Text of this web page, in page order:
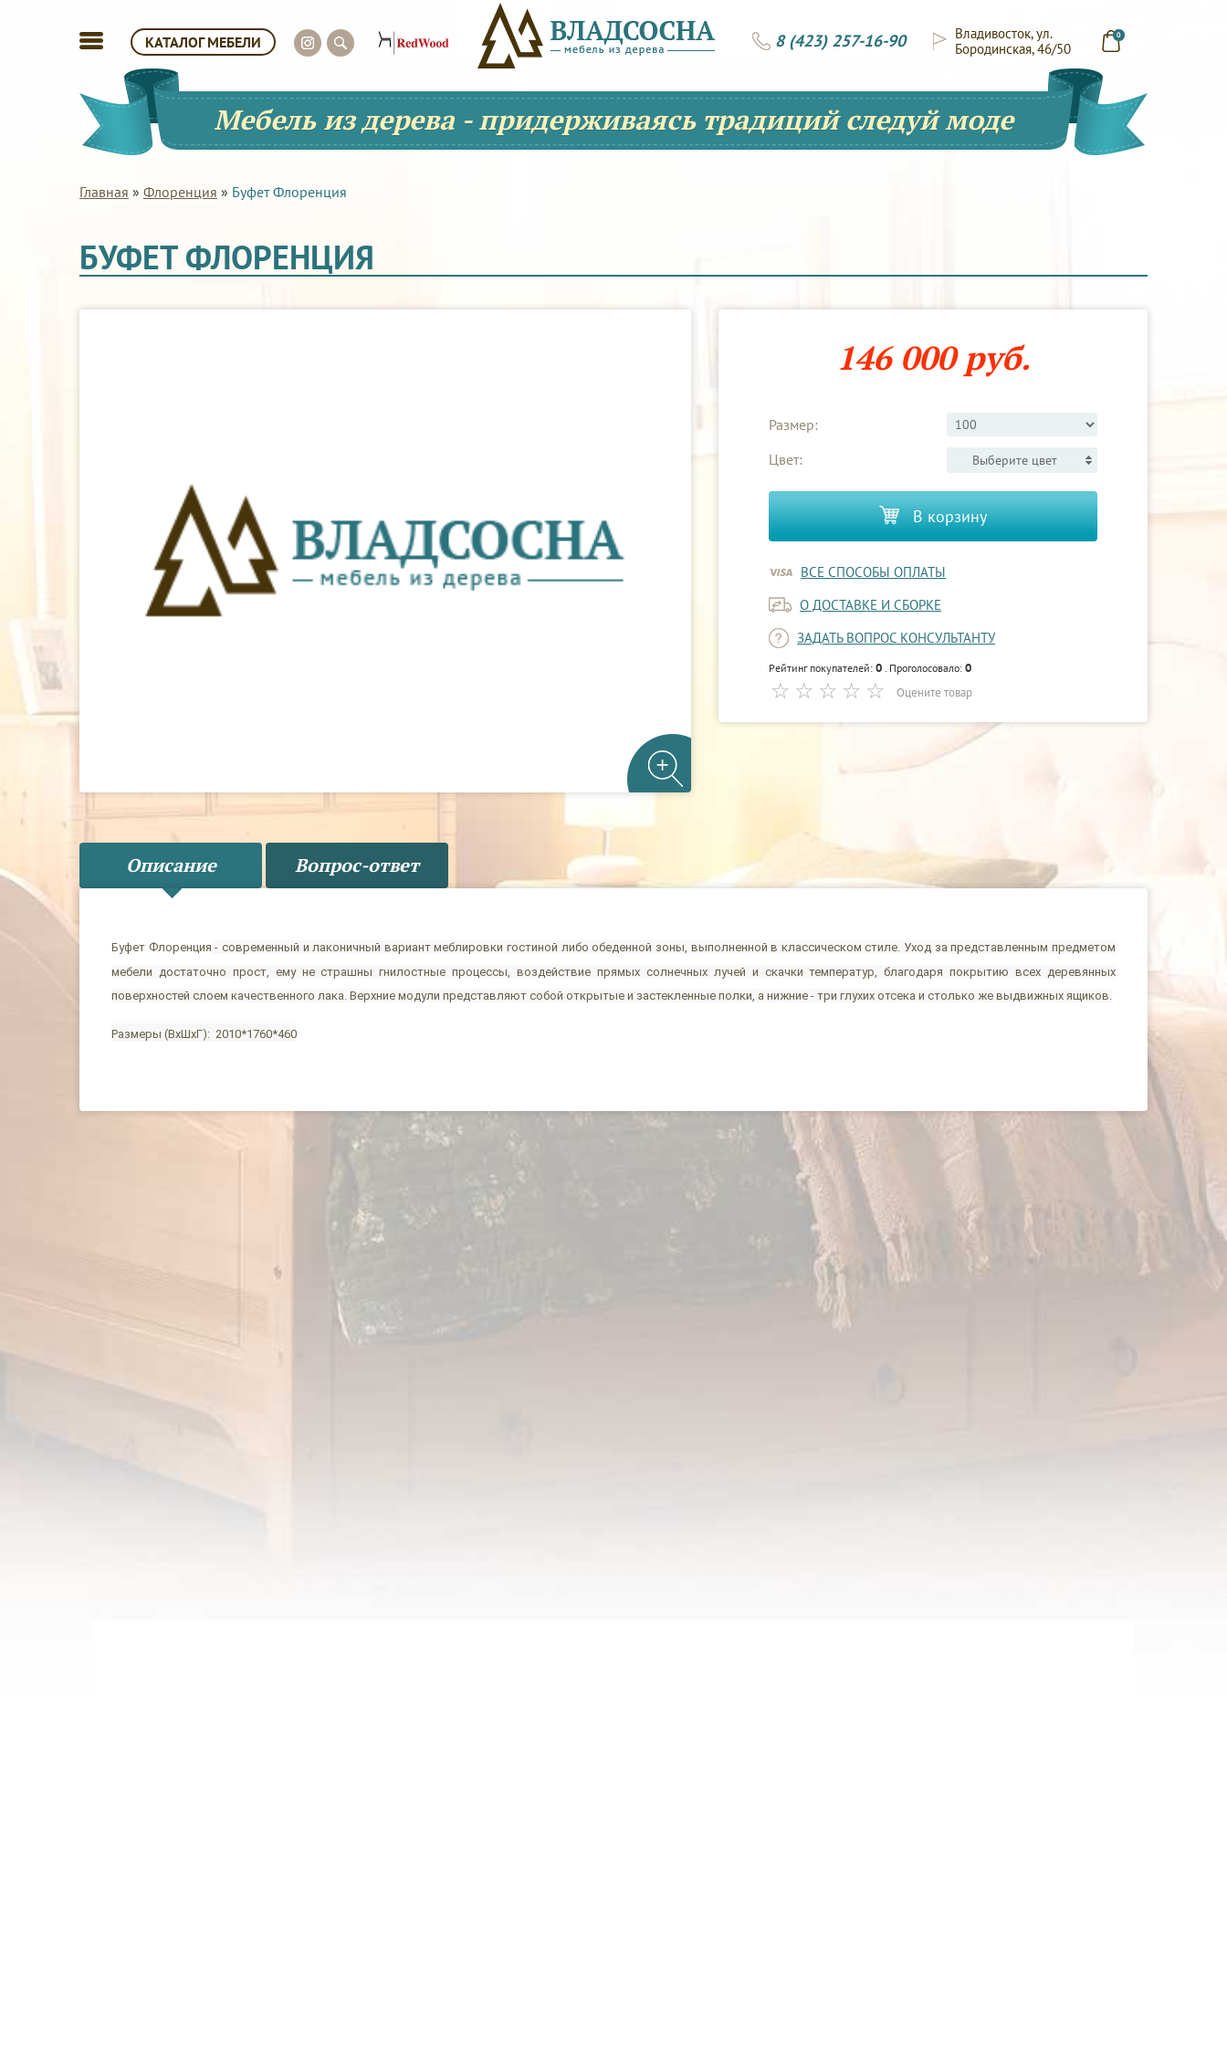
КАТАЛОГ МЕБЕЛИ 0
Владивосток, ул.
Бородинская, 46/50
8 (423) 257-16-90
Мебель из дерева - придерживаясь традиций следуй моде
Главная » Флоренция » Буфет Флоренция
БУФЕТ ФЛОРЕНЦИЯ
146 000 руб.
Размер:
Цвет:
Выберите цвет
В корзину
ВСЕ СПОСОБЫ ОПЛАТЫ
О ДОСТАВКЕ И СБОРКЕ
ЗАДАТЬ ВОПРОС КОНСУЛЬТАНТУ
Рейтинг покупателей: 0 . Проголосовало: 0
Оцените товар
Описание Вопрос-ответ
Буфет Флоренция - современный и лаконичный вариант меблировки гостиной либо обеденной зоны, выполненной в классическом стиле. Уход за представленным предметом
мебели достаточно прост, ему не страшны гнилостные процессы, воздействие прямых солнечных лучей и скачки температур, благодаря покрытию всех деревянных
поверхностей слоем качественного лака. Верхние модули представляют собой открытые и застекленные полки, а нижние - три глухих отсека и столько же выдвижных ящиков.
Размеры (ВхШхГ): 2010*1760*460